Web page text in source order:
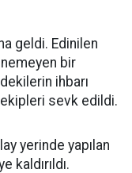
geldi. Edinilen
bir
ihbarı
sevk edildi.
yerinde yapılan
kaldırıldı.